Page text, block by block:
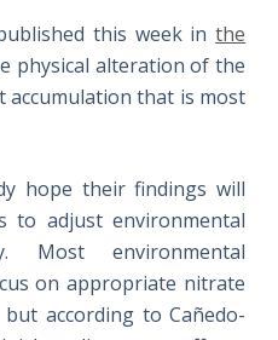
this week inthe
physical alteration of the
accumulation that is most
hope their findings will
to adjust environmental
Most environmental
on appropriate nitrate
according to Cañedo-